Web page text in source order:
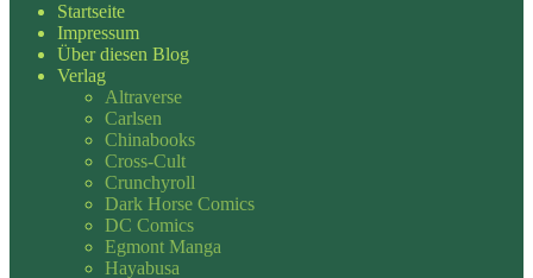
Startseite
Impressum
Über diesen Blog
Verlag
Altraverse
Carlsen
Chinabooks
Cross-Cult
Crunchyroll
Dark Horse Comics
DC Comics
Egmont Manga
Hayabusa